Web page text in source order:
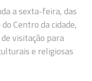
a sexta-feira, das
Centro da cidade,
visitação para
e religiosas